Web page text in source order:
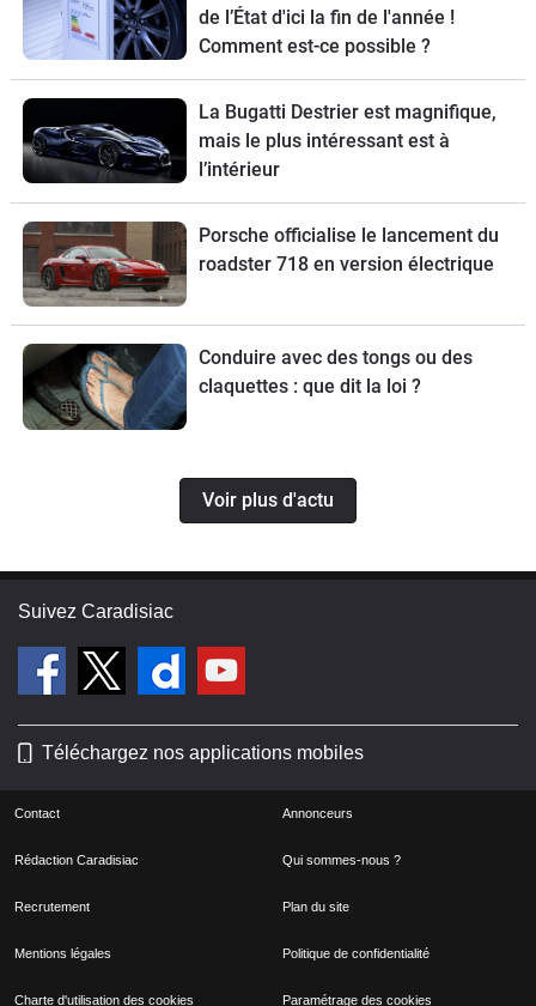
de l’État d'ici la fin de l'année !
Comment est-ce possible ?
La Bugatti Destrier est magnifique,
mais le plus intéressant est à
l’intérieur
Porsche officialise le lancement du
roadster 718 en version électrique
Conduire avec des tongs ou des
claquettes : que dit la loi ?
Voir plus d'actu
Suivez Caradisiac
Téléchargez nos applications mobiles
Contact Annonceurs
Rédaction Caradisiac Qui sommes-nous ?
Recrutement Plan du site
Mentions légales Politique de confidentialité
Charte d'utilisation des cookies Paramétrage des cookies